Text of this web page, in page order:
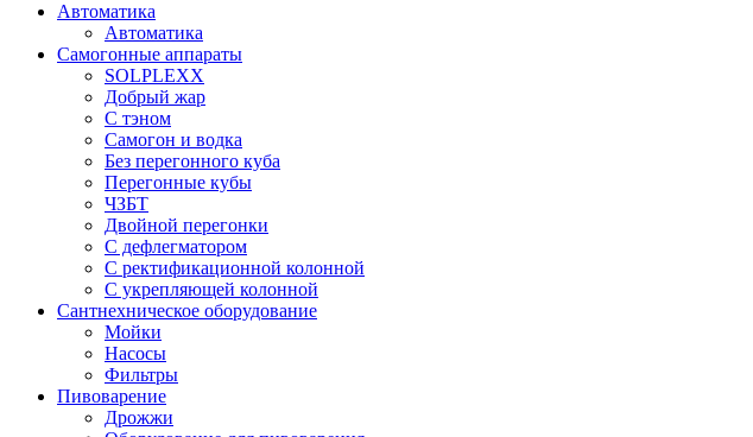
Автоматика
Автоматика
Самогонные аппараты
SOLPLEXX
Добрый жар
С тэном
Самогон и водка
Без перегонного куба
Перегонные кубы
ЧЗБТ
Двойной перегонки
С дефлегматором
С ректификационной колонной
С укрепляющей колонной
Сантнехническое оборудование
Мойки
Насосы
Фильтры
Пивоварение
Дрожжи